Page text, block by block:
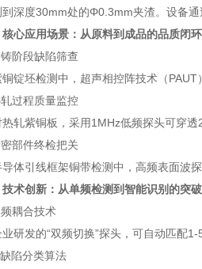
深度30mm处的Φ0.3mm夹渣。设备
核心应用场景：从原料到成品的品质闭环
段缺陷筛查
坯检测中，超声相控阵技术（PAUT
程质量监控
紫铜板，采用1MHz低频探头可穿透
件终检把关
引线框架铜带检测中，高频表面波探
技术创新：从单频检测到智能识别的突破
合技术
发的“双频切换”探头，可自动匹配1-
分类算法